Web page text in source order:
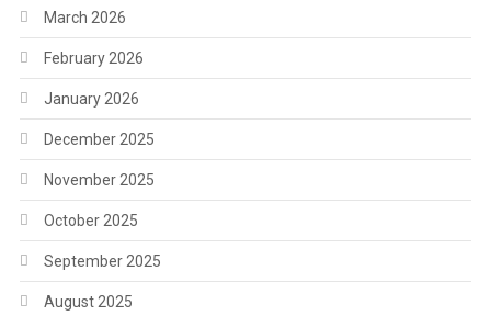
March 2026
February 2026
January 2026
December 2025
November 2025
October 2025
September 2025
August 2025